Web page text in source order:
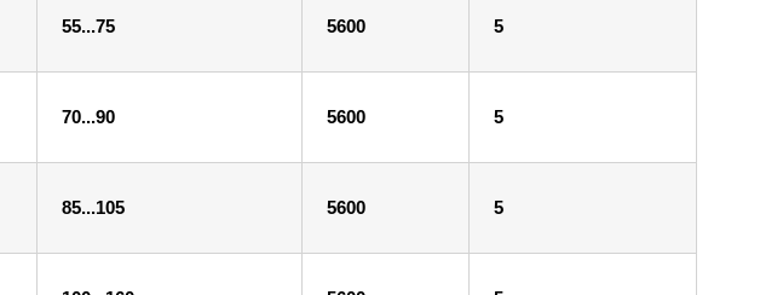
55...75 5600 5
70...90 5600 5
85...105 5600 5